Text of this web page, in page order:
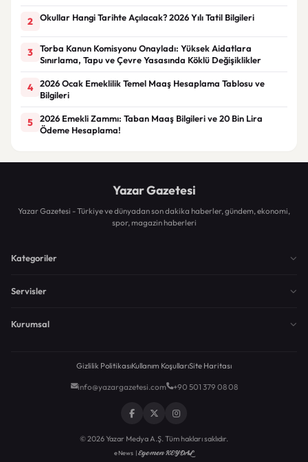
2 Okullar Hangi Tarihte Açılacak? 2026 Yılı Tatil Bilgileri
3
Torba Kanun Komisyonu Onayladı: Yüksek Aidatlara
Sınırlama, Tapu ve Çevre Yasasında Köklü Değişiklikler
4
2026 Ocak Emeklilik Temel Maaş Hesaplama Tablosu ve
Bilgileri
5
2026 Emekli Zammı: Taban Maaş Bilgileri ve 20 Bin Lira
Ödeme Hesaplama!
Yazar Gazetesi
Yazar Gazetesi - Türkiye ve dünyadan son dakika haberler, gündem, ekonomi,
spor, magazin haberleri
Kategoriler
Servisler
Kurumsal
Gizlilik PolitikasıKullanım KoşullarıSite Haritası
info@yazargazetesi.com +90 501 379 08 08
© 2026 Yazar Medya A.Ş. Tüm hakları saklıdır.
eNews |Egemen KEYDAL